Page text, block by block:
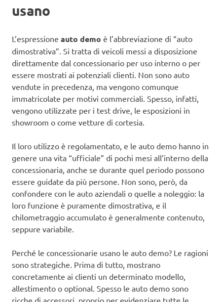
usano
L’espressione auto demo è l’abbreviazione di “auto
dimostrativa”. Si tratta di veicoli messi a disposizione
direttamente dal concessionario per uso interno o per
essere mostrati ai potenziali clienti. Non sono auto
vendute in precedenza, ma vengono comunque
immatricolate per motivi commerciali. Spesso, infatti,
vengono utilizzate per i test drive, le esposizioni in
showroom o come vetture di cortesia.
Il loro utilizzo è regolamentato, e le auto demo hanno in
genere una vita “ufficiale” di pochi mesi all’interno della
concessionaria, anche se durante quel periodo possono
essere guidate da più persone. Non sono, però, da
confondere con le auto aziendali o quelle a noleggio: la
loro funzione è puramente dimostrativa, e il
chilometraggio accumulato è generalmente contenuto,
seppure variabile.
Perché le concessionarie usano le auto demo? Le ragioni
sono strategiche. Prima di tutto, mostrano
concretamente ai clienti un determinato modello,
allestimento o optional. Spesso le auto demo sono